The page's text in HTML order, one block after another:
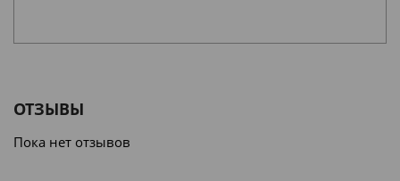
ОТЗЫВЫ
Пока нет отзывов